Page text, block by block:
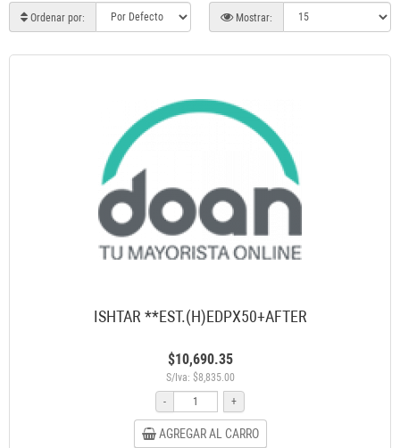
Ordenar por: Mostrar:
ISHTAR **EST.(H)EDPX50+AFTER
$10,690.35
S/Iva: $8,835.00
-
+
AGREGAR AL CARRO